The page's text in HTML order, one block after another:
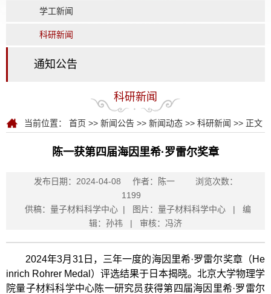
学工新闻
科研新闻
通知公告
科研新闻
当前位置： 首页 >> 新闻公告 >> 新闻动态 >> 科研新闻 >> 正文
陈一获第四届海因里希·罗雷尔奖章
发布日期：2024-04-08 作者：陈一
浏览次数：
1199
供稿：量子材料科学中心 | 图片：量子材料科学中心 | 编
辑：孙祎 | 审核：冯济
2024年3月31日，三年一度的海因里希·罗雷尔奖章（He
inrich Rohrer Medal）评选结果于日本揭晓。北京大学物理学
院量子材料科学中心陈一研究员获得第四届海因里希·罗雷尔